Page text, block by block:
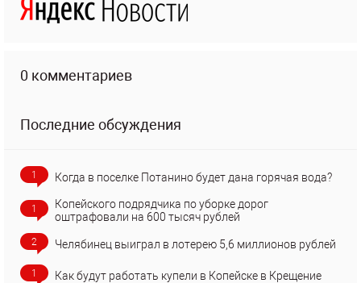
0 комментариев
Последние обсуждения
1 Когда в поселке Потанино будет дана горячая вода?
1
Копейского подрядчика по уборке дорог
оштрафовали на 600 тысяч рублей
2 Челябинец выиграл в лотерею 5,6 миллионов рублей
1 Как будут работать купели в Копейске в Крещение